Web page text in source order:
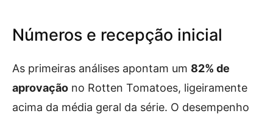
Números e recepção inicial
As primeiras análises apontam um 82% de
aprovação no Rotten Tomatoes, ligeiramente
acima da média geral da série. O desempenho